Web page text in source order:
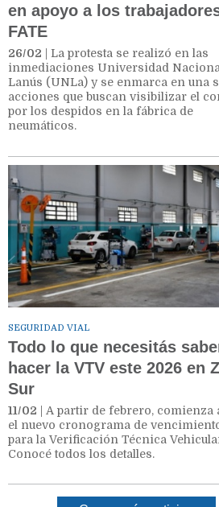
en apoyo a los
FATE
26/02 | La protesta se realizó en las
inmediaciones Universidad
Lanús (UNLa) y se enmarca en una
acciones que buscan visibilizar el
por los despidos en la fábrica de
neumáticos.
SEGURIDAD VIAL
Todo lo que necesitás
hacer la VTV este 2026 en
Sur
11/02 | A partir de febrero, comienza
el nuevo cronograma de
para la Verificación Técnica
Conocé todos los detalles.